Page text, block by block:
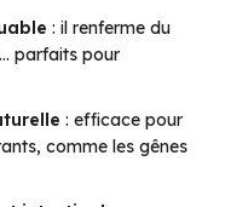
: il renferme du
parfaits pour
: efficace pour
comme les gênes